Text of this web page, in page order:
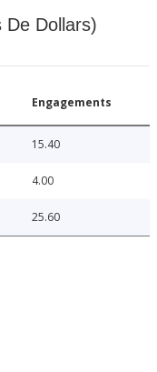
De Dollars)
Engagements
15.40
4.00
25.60